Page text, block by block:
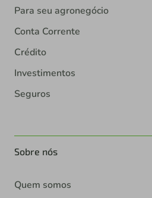
Para seu agronegócio
Conta Corrente
Crédito
Investimentos
Seguros
Sobre nós
Quem somos